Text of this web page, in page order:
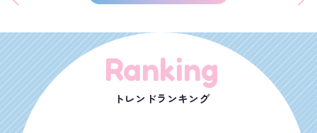
Ranking
トレンドランキング